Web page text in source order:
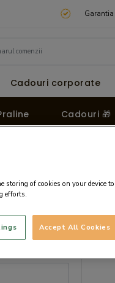
Cadouri corporate
Cadouri 🎁
storing of cookies on your device
efforts.
Accept All Cookies